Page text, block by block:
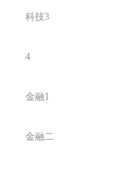
科技3
4
金融1
金融二